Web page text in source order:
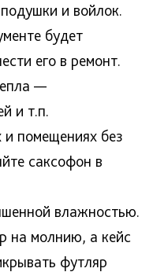
и войлок.
будет
его в ремонт.
—
и т.п.
и помещениях без
саксофон в
влажностью.
на молнию, а кейс
футляр